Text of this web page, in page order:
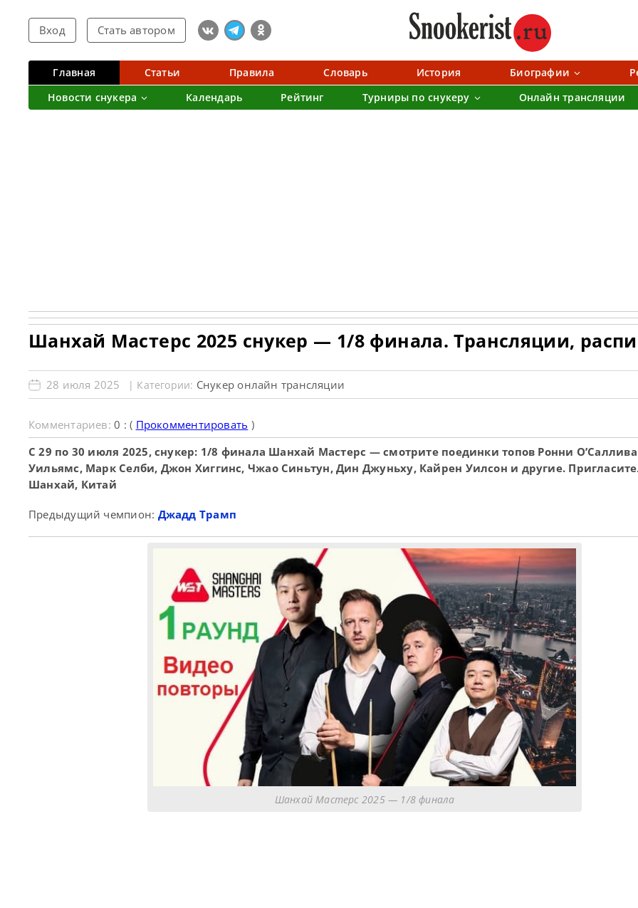
Вход Стать автором
Главная Статьи Правила Словарь История Биографии
Новости снукера
Календарь Рейтинг Турниры по снукеру Онлайн трансляции
Шанхай Мастерс 2025 снукер — 1/8 финала. Трансляции,
28 июля 2025 | Категории: Снукер онлайн трансляции
Комментариев:0 : ( Прокомментировать )
С 29 по 30 июля 2025, снукер: 1/8 финала Шанхай Мастерс — смотрите поединки топов Ронни
Уильямс, Марк Селби, Джон Хиггинс, Чжао Синьтун, Дин Джуньху, Кайрен Уилсон и другие.
Шанхай, Китай
Предыдущий чемпион: Джадд Трамп
Шанхай Мастерс 2025 — 1/8 финала